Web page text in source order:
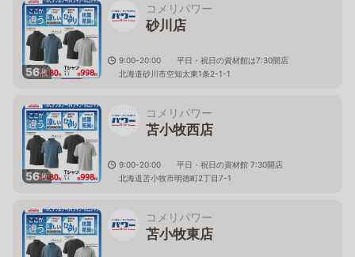
56枚
コメリパワー
砂川店
9:00-20:00 平日・祝日の資材館は7:30開店
北海道砂川市空知太東1条2-1-1
56枚
コメリパワー
苫小牧西店
9:00-20:00 平日・祝日の資材館 7:30開店
北海道苫小牧市明徳町2丁目7-1
コメリパワー
苫小牧東店